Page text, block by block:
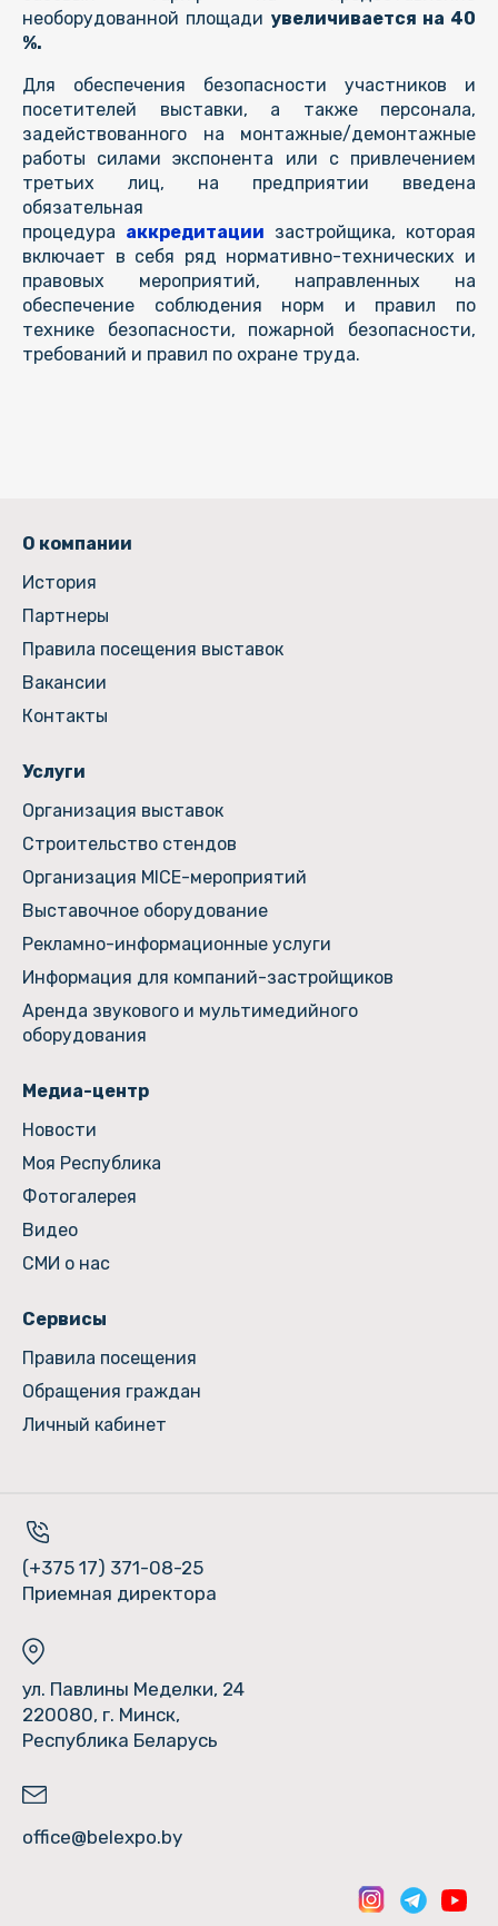
необорудованной площади увеличивается на 40
%.
Для обеспечения безопасности участников и
посетителей выставки, а также персонала,
задействованного на монтажные/демонтажные
работы силами экспонента или с привлечением
третьих лиц, на предприятии введена
обязательная
процедура аккредитации застройщика, которая
включает в себя ряд нормативно-технических и
правовых мероприятий, направленных на
обеспечение соблюдения норм и правил по
технике безопасности, пожарной безопасности,
требований и правил по охране труда.
О компании
История
Партнеры
Правила посещения выставок
Вакансии
Контакты
Услуги
Организация выставок
Строительство стендов
Организация MICE-мероприятий
Выставочное оборудование
Рекламно-информационные услуги
Информация для компаний-застройщиков
Аренда звукового и мультимедийного
оборудования
Медиа-центр
Новости
Моя Республика
Фотогалерея
Видео
СМИ о нас
Сервисы
Правила посещения
Обращения граждан
Личный кабинет
(+375 17) 371-08-25
Приемная директора
ул. Павлины Меделки, 24
220080, г. Минск,
Республика Беларусь
office@belexpo.by